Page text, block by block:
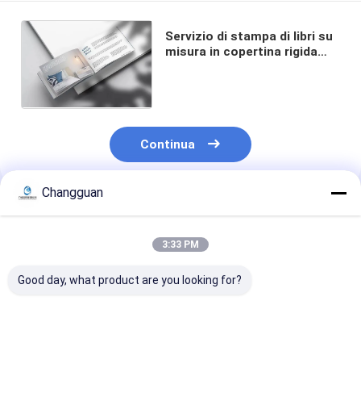
Servizio di stampa di libri su
misura in copertina rigida
Continua
Prodotti Raccomandati
Changguan
3:33 PM
Good day, what product are you looking for?